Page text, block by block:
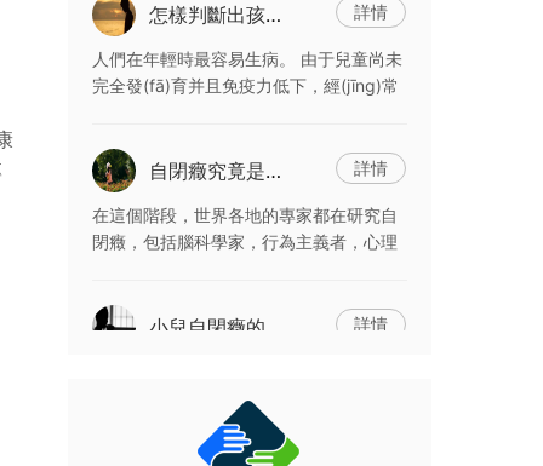
怎樣判斷出孩子是小兒多動癥? 詳情
人們在年輕時最容易生病。 由于兒童尚未
完全發(fā)育并且免疫力低下，經(jīng)常
將對兒童及其 可怕的是，它很難
自閉癥究竟是如何造成的？—遠視弱視是怎么回 詳情
在這個階段，世界各地的專家都在研究自
閉癥，包括腦科學家，行為主義者，心理
因此無法確定孩子是
詳情
著微弱的光芒。 在大多數(shù)情況下，
人們看不到他們的光。 他們太安靜太冷。
他們是患有自閉癥的孩子。 2007年12